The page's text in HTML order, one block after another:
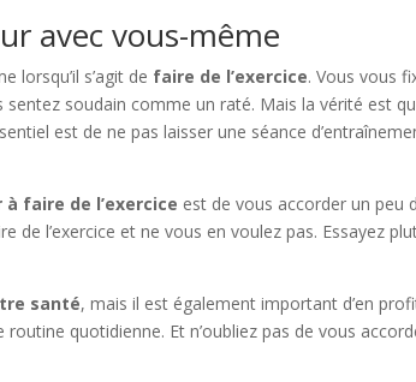
avec vous-même
lorsqu’il s’agit de faire de l’exercice. Vous vous
soudain comme un raté. Mais la vérité est
est de ne pas laisser une séance
faire de l’exercice est de vous accorder un peu
de l’exercice et ne vous en voulez pas. Essayez
santé, mais il est également important d’en
quotidienne. Et n’oubliez pas de vous